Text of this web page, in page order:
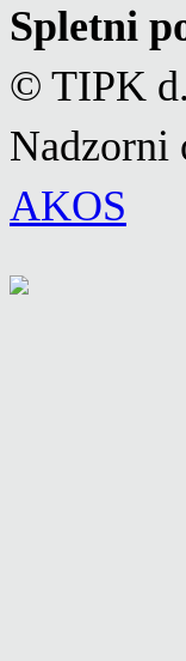
Spletni
© TIPK
Nadzorni
AKOS